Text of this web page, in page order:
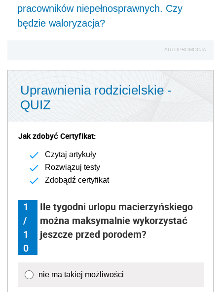
pracowników niepełnosprawnych. Czy
będzie waloryzacja?
AUTOPROMOCJA
Uprawnienia rodzicielskie -
QUIZ
Jak zdobyć Certyfikat:
Czytaj artykuły
Rozwiązuj testy
Zdobądź certyfikat
1
/
1
0
Ile tygodni urlopu macierzyńskiego
można maksymalnie wykorzystać
jeszcze przed porodem?
nie ma takiej możliwości